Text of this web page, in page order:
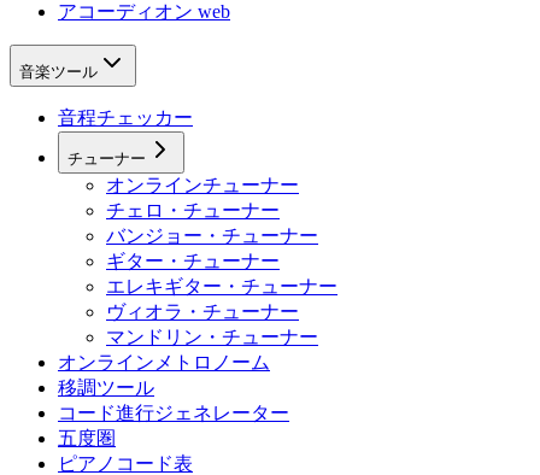
アコーディオン web
音楽ツール
音程チェッカー
チューナー
オンラインチューナー
チェロ・チューナー
バンジョー・チューナー
ギター・チューナー
エレキギター・チューナー
ヴィオラ・チューナー
マンドリン・チューナー
オンラインメトロノーム
移調ツール
コード進行ジェネレーター
五度圏
ピアノコード表